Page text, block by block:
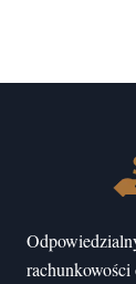
rachunkowości